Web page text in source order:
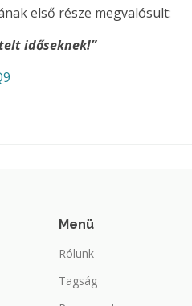
első része megvalósult:
időseknek!”
Menü
Rólunk
Tagság